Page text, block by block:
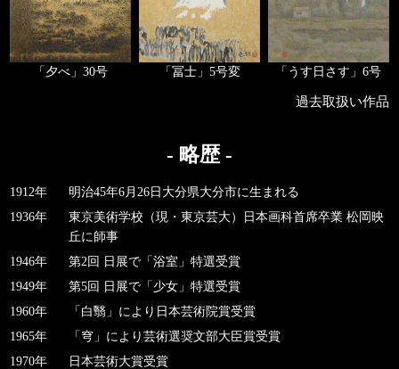
「夕べ」30号 「冨士」5号変 「うす日さす」6号
過去取扱い作品
- 略歴 -
1912年
明治45年6月26日大分県大分市に生まれる
1936年
東京美術学校（現・東京芸大）日本画科首席卒業 松岡映
丘に師事
1946年
第2回 日展で「浴室」特選受賞
1949年
第5回 日展で「少女」特選受賞
1960年
「白翳」により日本芸術院賞受賞
1965年
「穹」により芸術選奨文部大臣賞受賞
1970年
日本芸術大賞受賞